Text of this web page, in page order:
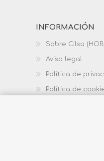
INFORMACIÓN
Sobre Cilsa
Aviso legal
Política de
Política de